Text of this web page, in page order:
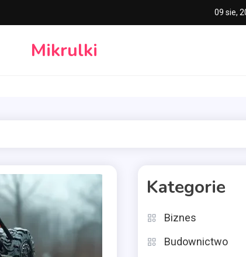
09 sie,
Mikrulki
Kategorie
Biznes
Budownictwo